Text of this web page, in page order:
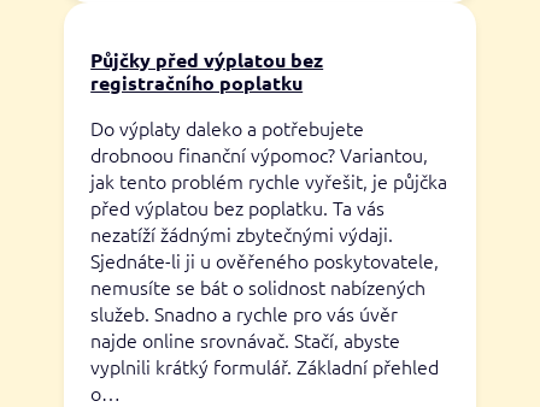
Půjčky před výplatou bez
registračního poplatku
Do výplaty daleko a potřebujete
drobnoou finanční výpomoc? Variantou,
jak tento problém rychle vyřešit, je půjčka
před výplatou bez poplatku. Ta vás
nezatíží žádnými zbytečnými výdaji.
Sjednáte-li ji u ověřeného poskytovatele,
nemusíte se bát o solidnost nabízených
služeb. Snadno a rychle pro vás úvěr
najde online srovnávač. Stačí, abyste
vyplnili krátký formulář. Základní přehled
o…